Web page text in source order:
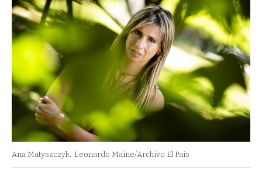
Ana Matyszczyk. Leonardo Maine/Archivo El Pais